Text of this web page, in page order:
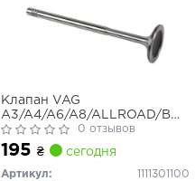
Клапан VAG
A3/A4/A6/A8/ALLROAD/
IV/OCTAVIA -05 (мин. 2 шт.)
0 отзывов
195 ₴ сегодня
Артикул:
1111301100